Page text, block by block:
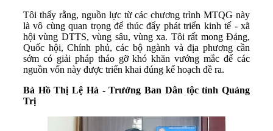
Tôi thấy rằng, nguồn lực từ các chương trình MTQG này
là vô cùng quan trọng để thúc đẩy phát triển kinh tế - xã
hội vùng DTTS, vùng sâu, vùng xa. Tôi rất mong Đảng,
Quốc hội, Chính phủ, các bộ ngành và địa phương cần
sớm có giải pháp tháo gỡ khó khăn vướng mắc để các
nguồn vốn này được triển khai đúng kế hoạch đề ra.
Bà Hồ Thị Lệ Hà - Trưởng Ban Dân tộc tỉnh Quảng
Trị